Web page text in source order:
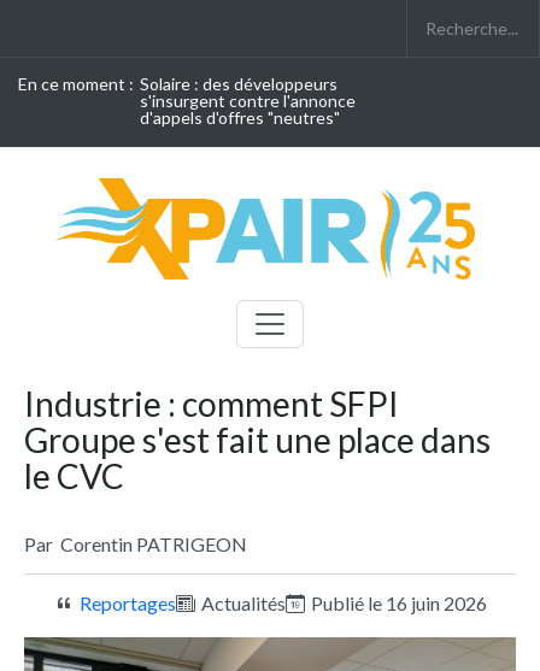
En ce moment : Solaire : des développeurs
s'insurgent contre l'annonce
d'appels d'offres "neutres"
Industrie : comment SFPI
Groupe s'est fait une place dans
le CVC
Par Corentin PATRIGEON
Reportages Actualités Publié le 16 juin 2026